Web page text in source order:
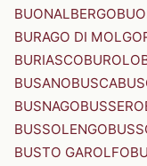
BUONALBERGO
BURAGO DI
BURIASCOBUROLO
BUSANOBUSCA
BUSNAGOBUSSERO
BUSSOLENGO
BUSTO GAROLFO